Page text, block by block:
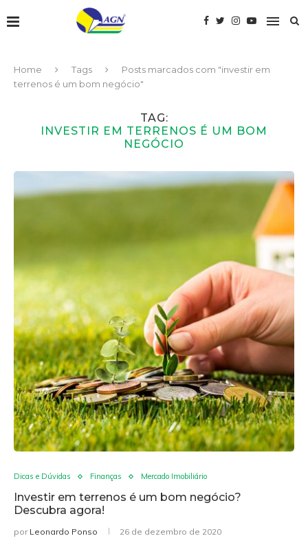
Home Tags
Posts marcados com "investir em
terrenos é um bom negócio"
TAG:
INVESTIR EM TERRENOS É UM BOM
NEGÓCIO
Dicas e Dúvidas Finanças Mercado Imobiliário
Investir em terrenos é um bom negócio?
Descubra agora!
por Leonardo Ponso 26 de dezembro de 2020